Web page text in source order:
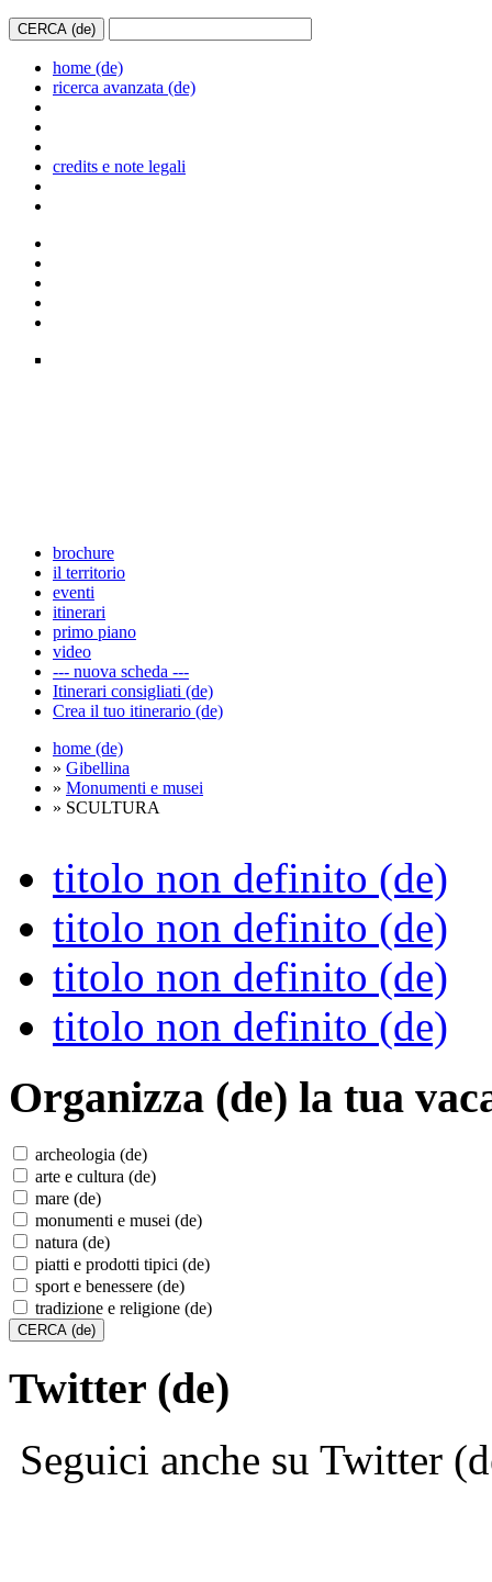
home (de)
ricerca avanzata (de)
credits e note legali
brochure
il territorio
eventi
itinerari
primo piano
video
--- nuova scheda ---
Itinerari consigliati (de)
Crea il tuo itinerario (de)
home (de)
» Gibellina
» Monumenti e musei
» SCULTURA
titolo non definito (de)
titolo non definito (de)
titolo non definito (de)
titolo non definito (de)
Organizza (de) la tua
archeologia (de)
arte e cultura (de)
mare (de)
monumenti e musei (de)
natura (de)
piatti e prodotti tipici (de)
sport e benessere (de)
tradizione e religione (de)
Twitter (de)
Seguici anche su Twitter